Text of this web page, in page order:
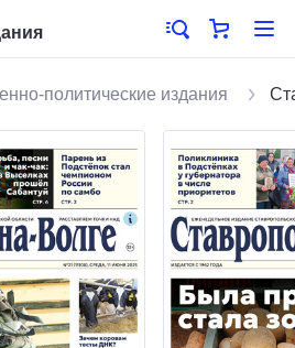
политические издания